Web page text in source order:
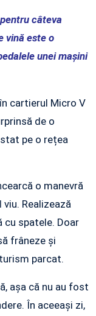
câteva
vină este o
unei mașini
cartierul Micro V
de o
pe o rețea
o manevră
Realizează
cu spatele. Doar
frâneze și
parcat.
așa că nu au fost
În aceeași zi,